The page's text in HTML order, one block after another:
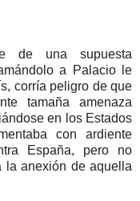
de una supuesta
a Palacio le
corría peligro de que
tamaña amenaza
en los Estados
con ardiente
España, pero no
la anexión de aquella